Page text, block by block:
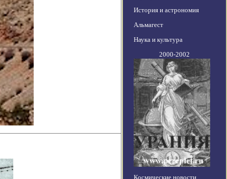
История и астрономия
Альмагест
Наука и культура
2000-2002
Космические новости